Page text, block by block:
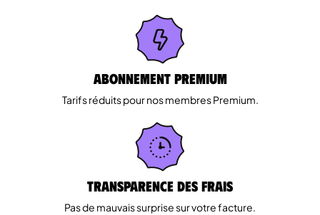
Abonnement Premium
Tarifs réduits pour nos membres Premium.
Transparence des Frais
Pas de mauvais surprise sur votre facture.